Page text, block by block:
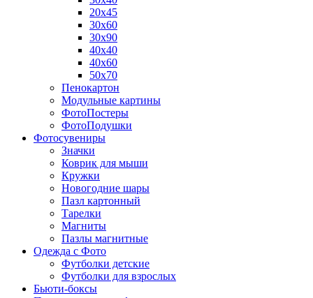
20х45
30х60
30х90
40х40
40х60
50х70
Пенокартон
Модульные картины
ФотоПостеры
ФотоПодушки
Фотоcувениры
Значки
Коврик для мыши
Кружки
Новогодние шары
Пазл картонный
Тарелки
Магниты
Пазлы магнитные
Одежда с Фото
Футболки детские
Футболки для взрослых
Бьюти-боксы